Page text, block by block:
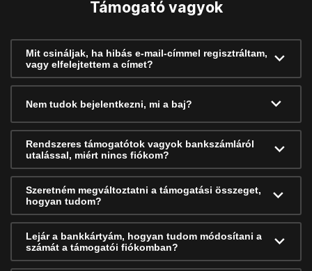
Támogató vagyok
Mit csináljak, ha hibás e-mail-címmel regisztráltam,
vagy elfelejtettem a címet?
Nem tudok bejelentkezni, mi a baj?
Rendszeres támogatótok vagyok bankszámláról
utalással, miért nincs fiókom?
Szeretném megváltoztatni a támogatási összeget,
hogyan tudom?
Lejár a bankkártyám, hogyan tudom módosítani a
számát a támogatói fiókomban?